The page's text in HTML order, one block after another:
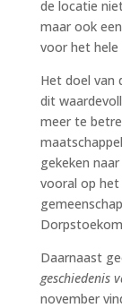
de locatie
maar ook
voor het hele
Het doel van
dit
meer te
gekeken
vooral op het
Daarnaast
geschiedenis
november